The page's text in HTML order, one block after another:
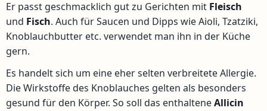
Er passt geschmacklich gut zu Gerichten mit Fleisch
und Fisch. Auch für Saucen und Dipps wie Aioli, Tzatziki,
Knoblauchbutter etc. verwendet man ihn in der Küche
gern.
Es handelt sich um eine eher selten verbreitete Allergie.
Die Wirkstoffe des Knoblauches gelten als besonders
gesund für den Körper. So soll das enthalteneAllicin